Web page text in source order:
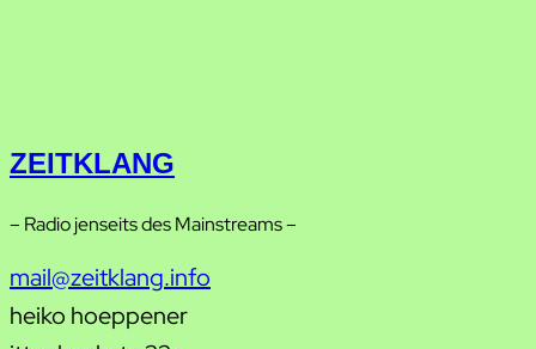
ZEITKLANG
– Radio jenseits des Mainstreams –
mail@zeitklang.info
heiko hoeppener